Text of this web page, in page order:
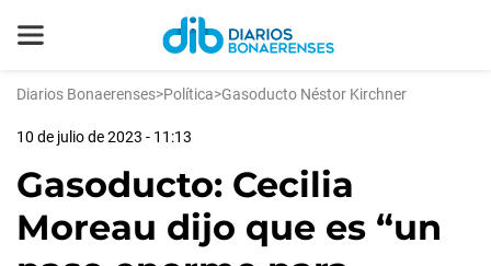
Diarios Bonaerenses>Política>Gasoducto Néstor Kirchner
10 de julio de 2023 - 11:13
Gasoducto: Cecilia
Moreau dijo que es “un